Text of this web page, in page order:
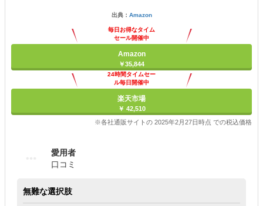
出典： Amazon
毎日お得なタイム
セール開催中
Amazon
￥35,844
24時間タイムセー
ル毎日開催中
楽天市場
￥ 42,510
※各社通販サイトの 2025年2月27日時点 での税込価格
愛用者
口コミ
無難な選択肢